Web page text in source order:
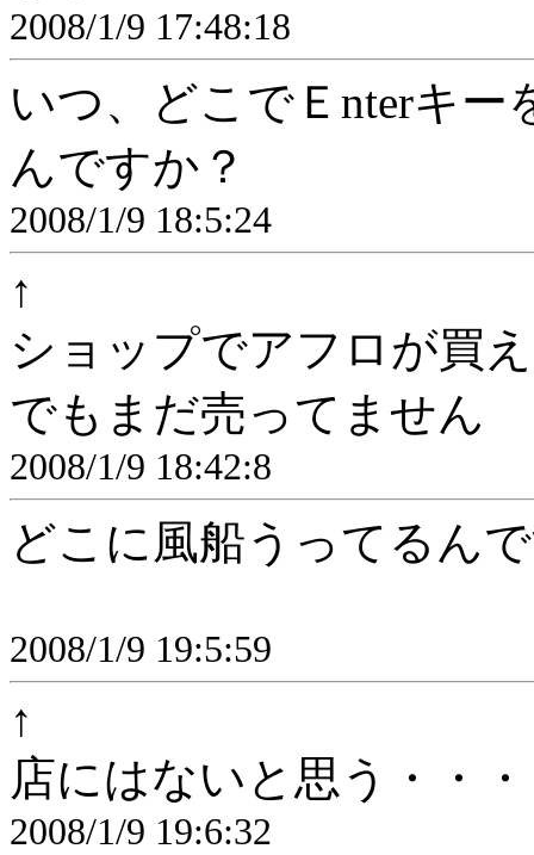
2008/1/9 17:48:18
いつ、どこでＥnterキ
んですか？
2008/1/9 18:5:24
↑
ショップでアフロが買
でもまだ売ってません
2008/1/9 18:42:8
どこに風船うってるん
2008/1/9 19:5:59
↑
店にはないと思う・・・
2008/1/9 19:6:32